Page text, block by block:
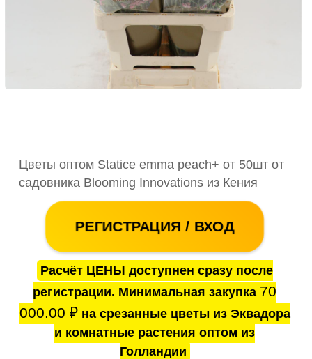
Цветы оптом Statice emma peach+ от 50шт от
садовника Blooming Innovations из Кения
РЕГИСТРАЦИЯ / ВХОД
Расчёт ЦЕНЫ доступнен сразу после
регистрации. Минимальная закупка 70
000.00 ₽на срезанные цветы из Эквадора
и комнатные растения оптом из
Голландии